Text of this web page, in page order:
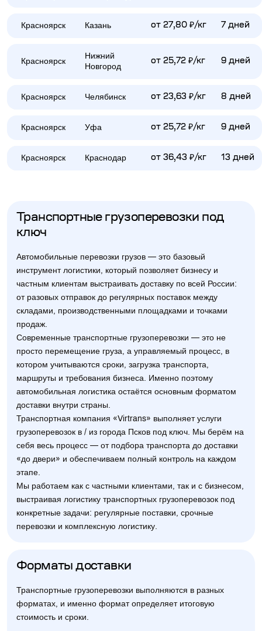
Красноярск Казань от 27,80 ₽/кг 7 дней
Красноярск
Нижний
Новгород
от 25,72 ₽/кг 9 дней
Красноярск Челябинск от 23,63 ₽/кг 8 дней
Красноярск Уфа от 25,72 ₽/кг 9 дней
Красноярск Краснодар от 36,43 ₽/кг 13 дней
Транспортные грузоперевозки под
ключ
Автомобильные перевозки грузов — это базовый
инструмент логистики, который позволяет бизнесу и
частным клиентам выстраивать доставку по всей России:
от разовых отправок до регулярных поставок между
складами, производственными площадками и точками
продаж.
Современные транспортные грузоперевозки — это не
просто перемещение груза, а управляемый процесс, в
котором учитываются сроки, загрузка транспорта,
маршруты и требования бизнеса. Именно поэтому
автомобильная логистика остаётся основным форматом
доставки внутри страны.
Транспортная компания «Virtrans» выполняет услуги
грузоперевозок в / из города Псков под ключ. Мы берём на
себя весь процесс — от подбора транспорта до доставки
«до двери» и обеспечиваем полный контроль на каждом
этапе.
Мы работаем как с частными клиентами, так и с бизнесом,
выстраивая логистику транспортных грузоперевозок под
конкретные задачи: регулярные поставки, срочные
перевозки и комплексную логистику.
Форматы доставки
Транспортные грузоперевозки выполняются в разных
форматах, и именно формат определяет итоговую
стоимость и сроки.